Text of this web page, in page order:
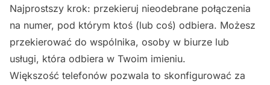
Najprostszy krok: przekieruj nieodebrane połączenia
na numer, pod którym ktoś (lub coś) odbiera. Możesz
przekierować do wspólnika, osoby w biurze lub
usługi, która odbiera w Twoim imieniu.
Większość telefonów pozwala to skonfigurować za